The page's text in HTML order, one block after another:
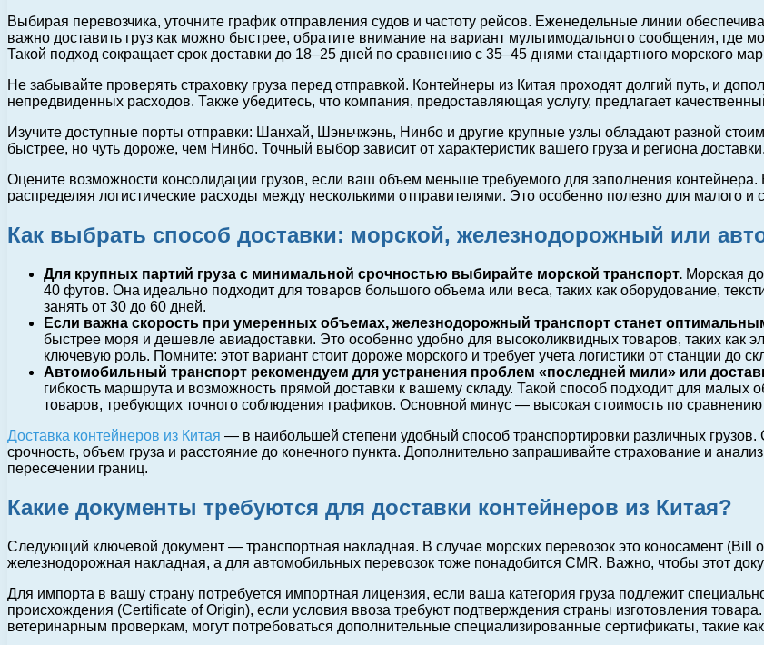
Выбирая перевозчика, уточните график отправления судов и частоту рейсов. Еженедельные линии
важно доставить груз как можно быстрее, обратите внимание на вариант мультимодального сообщения, где
Такой подход сокращает срок доставки до 18–25 дней по сравнению с 35–45 днями стандартного морского
Не забывайте проверять страховку груза перед отправкой. Контейнеры из Китая проходят долгий путь, и
непредвиденных расходов. Также убедитесь, что компания, предоставляющая услугу, предлагает
Изучите доступные порты отправки: Шанхай, Шэньчжэнь, Нинбо и другие крупные узлы обладают разной
быстрее, но чуть дороже, чем Нинбо. Точный выбор зависит от характеристик вашего груза и региона доставки.
Оцените возможности консолидации грузов, если ваш объем меньше требуемого для заполнения
распределяя логистические расходы между несколькими отправителями. Это особенно полезно для малого и
Как выбрать способ доставки: морской, железнодорожный или
Для крупных партий груза с минимальной срочностью выбирайте морской транспорт. Морская
40 футов. Она идеально подходит для товаров большого объема или веса, таких как оборудование,
занять от 30 до 60 дней.
Если важна скорость при умеренных объемах, железнодорожный транспорт станет
быстрее моря и дешевле авиадоставки. Это особенно удобно для высоколиквидных товаров, таких как
ключевую роль. Помните: этот вариант стоит дороже морского и требует учета логистики от станции до
Автомобильный транспорт рекомендуем для устранения проблем «последней мили» или
гибкость маршрута и возможность прямой доставки к вашему складу. Такой способ подходит для
товаров, требующих точного соблюдения графиков. Основной минус — высокая стоимость по
Доставка контейнеров из Китая — в наибольшей степени удобный способ транспортировки различных
срочность, объем груза и расстояние до конечного пункта. Дополнительно запрашивайте страхование и
пересечении границ.
Какие документы требуются для доставки контейнеров из Китая?
Следующий ключевой документ — транспортная накладная. В случае морских перевозок это коносамент
железнодорожная накладная, а для автомобильных перевозок тоже понадобится CMR. Важно, чтобы этот
Для импорта в вашу страну потребуется импортная лицензия, если ваша категория груза подлежит
происхождения (Certificate of Origin), если условия ввоза требуют подтверждения страны изготовления
ветеринарным проверкам, могут потребоваться дополнительные специализированные сертификаты, такие